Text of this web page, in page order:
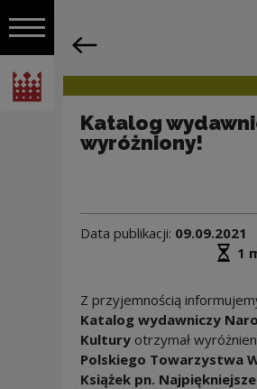
Włącz nawigację
Narodowe Centrum Kultury
Nawigacja
Katalog
wyróżniony!
Data publikacji: 09.09.2021
1
Z przyjemnością
Katalog wydawniczy
Kulturyotrzymał
Polskiego Towarzystwa
Książek pn.